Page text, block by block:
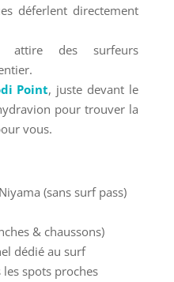
déferlent directement
des surfeurs
Point, juste devant le
pour trouver la
vous.
(sans surf pass)
& chaussons)
dédié au surf
les spots proches